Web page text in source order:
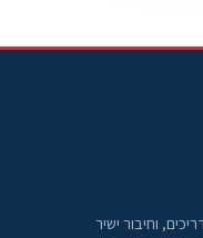
וחיבור ישיר